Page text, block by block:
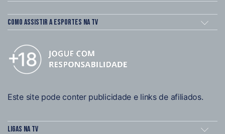
Como assistir a esportes na TV
Este site pode conter publicidade e links de afiliados.
Ligas na TV